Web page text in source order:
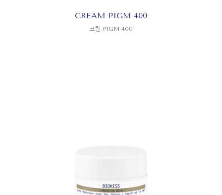
CREAM PIGM 400
크림 PIGM 400